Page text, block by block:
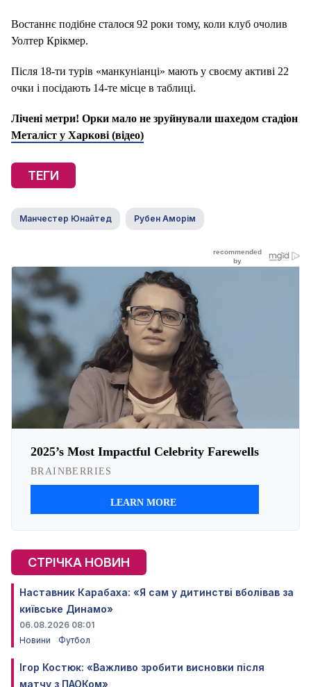
Востаннє подібне сталося 92 роки тому, коли клуб очолив
Уолтер Крікмер.
Після 18-ти турів «манкуніанці» мають у своєму активі 22
очки і посідають 14-те місце в таблиці.
Лічені метри! Орки мало не зруйнували шахедом стадіон
Металіст у Харкові (відео)
ТЕГИ
Манчестер Юнайтед Рубен Аморім
СТРІЧКА НОВИН
Наставник Карабаха: «Я сам у дитинстві вболівав за
київське Динамо»
06.08.2026 08:01
Новини
Футбол
Ігор Костюк: «Важливо зробити висновки після
матчу з ПАОКом»